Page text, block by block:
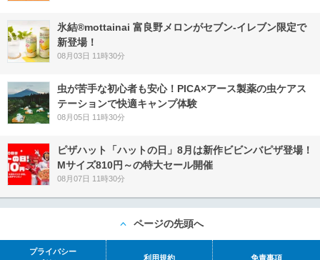
氷結®mottainai 富良野メロンがセブン‐イレブン限定で
新登場！
08月03日 11時30分
虫が苦手な初心者も安心！PICA×アース製薬の虫ケアス
テーションで快適キャンプ体験
08月05日 11時30分
ピザハット「ハットの日」8月は新作ビビンバピザ登場！
Mサイズ810円～の特大セール開催
08月07日 11時30分
ページの先頭へ
プライバシー
利用規約 免責事項